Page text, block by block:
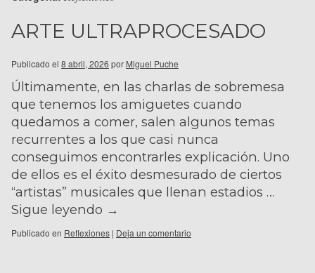
ARTE ULTRAPROCESADO
Publicado el 8 abril, 2026 por Miguel Puche
Últimamente, en las charlas de sobremesa
que tenemos los amiguetes cuando
quedamos a comer, salen algunos temas
recurrentes a los que casi nunca
conseguimos encontrarles explicación. Uno
de ellos es el éxito desmesurado de ciertos
“artistas” musicales que llenan estadios …
Sigue leyendo →
Publicado en Reflexiones | Deja un comentario